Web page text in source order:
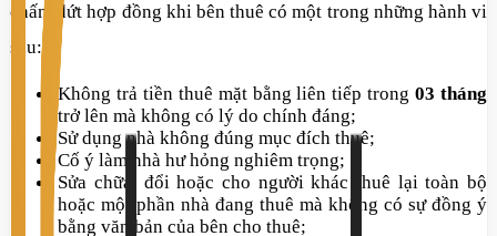
chấm dứt hợp đồng khi bên thuê có một trong những hành vi
sau:
Không trả tiền thuê mặt bằng liên tiếp trong03 tháng
trở lên mà không có lý do chính đáng;
Sử dụng nhà không đúng mục đích thuê;
Cố ý làm nhà hư hỏng nghiêm trọng;
Sửa chữa, đổi hoặc cho người khác thuê lại toàn bộ
hoặc một phần nhà đang thuê mà không có sự đồng ý
bằng văn bản của bên cho thuê;